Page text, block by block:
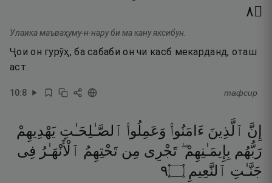
۝٨
Улаика маъваҳуму-н-нару би ма кану яксибун.
Ҷои он гурӯҳ, ба сабаби он чи касб мекарданд, оташ
аст.
10:8 тафсир
إِنَّ ٱلَّذِينَ ءَامَنُوا۟ وَعَمِلُوا۟ ٱلصَّـٰلِحَـٰتِ يَهْدِيهِمْ
رَبُّهُم بِإِيمَـٰنِهِمْ ۖ تَجْرِى مِن تَحْتِهِمُ ٱلْأَنْهَـٰرُ فِى
جَنَّـٰتِ ٱلنَّعِيمِ ۝٩